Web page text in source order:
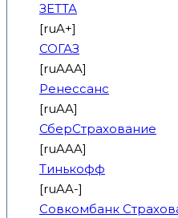
ЗЕТТА
[ruA+]
СОГАЗ
[ruAAA]
Ренессанс
[ruAA]
СберСтрахование
[ruAAA]
Тинькофф
[ruAA-]
Совкомбанк